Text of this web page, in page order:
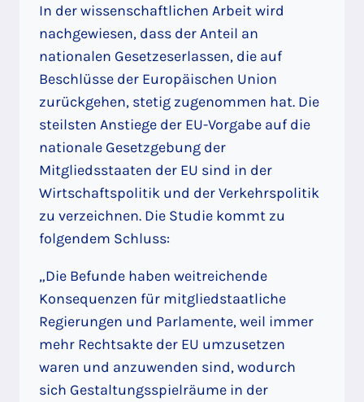
In der wissenschaftlichen Arbeit wird
nachgewiesen, dass der Anteil an
nationalen Gesetzeserlassen, die auf
Beschlüsse der Europäischen Union
zurückgehen, stetig zugenommen hat. Die
steilsten Anstiege der EU-Vorgabe auf die
nationale Gesetzgebung der
Mitgliedsstaaten der EU sind in der
Wirtschaftspolitik und der Verkehrspolitik
zu verzeichnen. Die Studie kommt zu
folgendem Schluss:
„Die Befunde haben weitreichende
Konsequenzen für mitgliedstaatliche
Regierungen und Parlamente, weil immer
mehr Rechtsakte der EU umzusetzen
waren und anzuwenden sind, wodurch
sich Gestaltungsspielräume in der